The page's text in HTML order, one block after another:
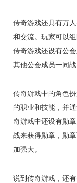
传奇游戏还具有万
和交流。玩家可以
传奇游戏还设有公
其他公会成员一同战
传奇游戏中的角色
的职业和技能，并
奇游戏中还设有勋
战来获得勋章，勋
加强大。
说到传奇游戏，还